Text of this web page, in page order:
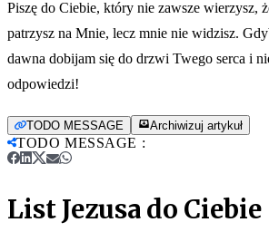
Piszę do Ciebie, który nie zawsze wierzysz,
patrzysz na Mnie, lecz mnie nie widzisz.
dawna dobijam się do drzwi Twego serca i
odpowiedzi!
TODO MESSAGE Archiwizuj artykuł
TODO MESSAGE :
List Jezusa do Ciebie